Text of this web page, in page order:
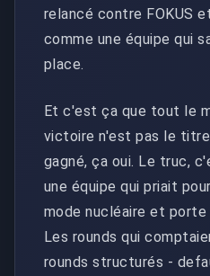
relancé contre FOKUS
comme une équipe qui
place.
Et c'est ça que tout le
victoire n'est pas le
gagné, ça oui. Le truc,
une équipe qui priait
mode nucléaire et porte
Les rounds qui
rounds structurés -